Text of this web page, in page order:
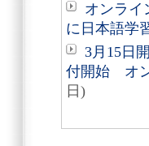
オンライ
に日本語学
3月15日
付開始 オ
日)